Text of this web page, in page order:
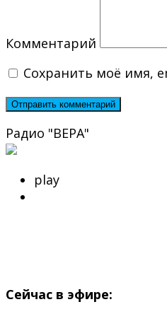
Комментарий
Сохранить моё имя,
Радио "ВЕРА"
play
Сейчас в эфире: